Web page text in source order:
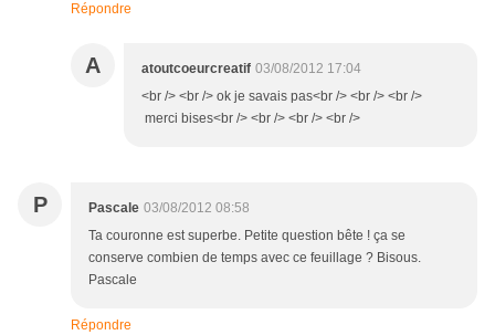
Répondre
A atoutcoeurcreatif 03/08/2012 17:04
<br /> <br /> ok je savais pas<br /> <br /> <br />
merci bises<br /> <br /> <br /> <br />
P Pascale 03/08/2012 08:58
Ta couronne est superbe. Petite question bête ! ça se
conserve combien de temps avec ce feuillage ? Bisous.
Pascale
Répondre